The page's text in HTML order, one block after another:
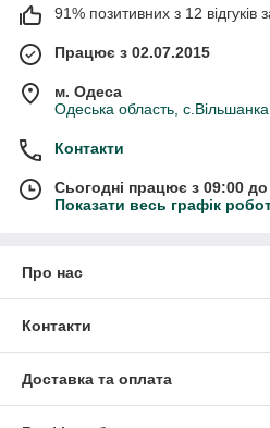
91% позитивних з 12 відгуків
Працює з 02.07.2015
м. Одеса
Одеська область,
Контакти
Сьогодні працює з 09:00
Показати весь графік
Про нас
Контакти
Доставка та оплата